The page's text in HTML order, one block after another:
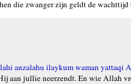
die zwanger zijn geldt de
anzalahu ilaykum waman
aan jullie neerzendt. En wie Allah